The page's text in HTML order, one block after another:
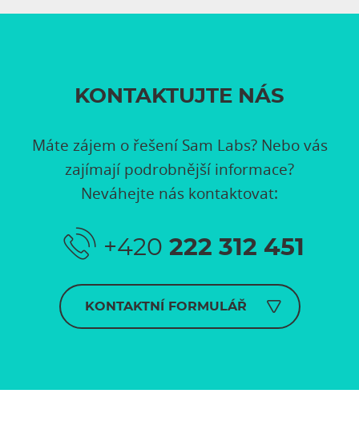
KONTAKTUJTE NÁS
Máte zájem o řešení Sam Labs? Nebo vás
zajímají podrobnější informace?
Neváhejte nás kontaktovat:
+420 222 312 451
KONTAKTNÍ FORMULÁŘ